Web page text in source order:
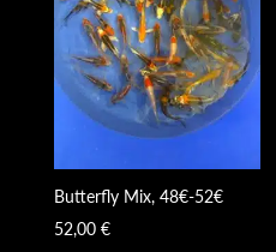
Butterfly Mix, 48€-52€
52,00 €